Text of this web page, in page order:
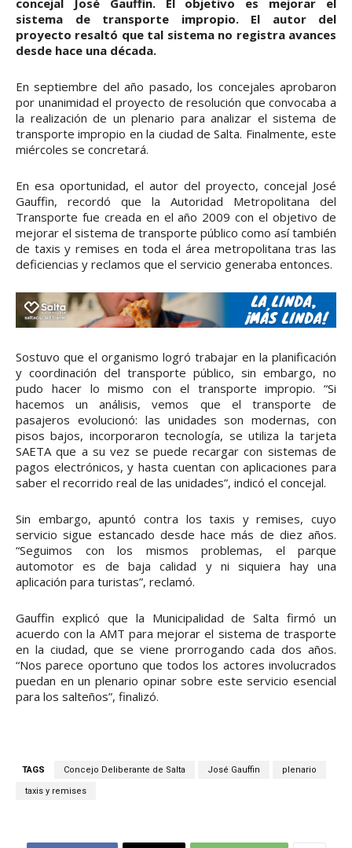
concejal José Gauffin. El objetivo es mejorar el
sistema de transporte impropio. El autor del
proyecto resaltó que tal sistema no registra avances
desde hace una década.
En septiembre del año pasado, los concejales aprobaron
por unanimidad el proyecto de resolución que convocaba a
la realización de un plenario para analizar el sistema de
transporte impropio en la ciudad de Salta. Finalmente, este
miércoles se concretará.
En esa oportunidad, el autor del proyecto, concejal José
Gauffin, recordó que la Autoridad Metropolitana del
Transporte fue creada en el año 2009 con el objetivo de
mejorar el sistema de transporte público como así también
de taxis y remises en toda el área metropolitana tras las
deficiencias y reclamos que el servicio generaba entonces.
Sostuvo que el organismo logró trabajar en la planificación
y coordinación del transporte público, sin embargo, no
pudo hacer lo mismo con el transporte impropio. “Si
hacemos un análisis, vemos que el transporte de
pasajeros evolucionó: las unidades son modernas, con
pisos bajos, incorporaron tecnología, se utiliza la tarjeta
SAETA que a su vez se puede recargar con sistemas de
pagos electrónicos, y hasta cuentan con aplicaciones para
saber el recorrido real de las unidades”, indicó el concejal.
Sin embargo, apuntó contra los taxis y remises, cuyo
servicio sigue estancado desde hace más de diez años.
“Seguimos con los mismos problemas, el parque
automotor es de baja calidad y ni siquiera hay una
aplicación para turistas”, reclamó.
Gauffin explicó que la Municipalidad de Salta firmó un
acuerdo con la AMT para mejorar el sistema de trasporte
en la ciudad, que se viene prorrogando cada dos años.
“Nos parece oportuno que todos los actores involucrados
puedan en un plenario opinar sobre este servicio esencial
para los salteños”, finalizó.
TAGS Concejo Deliberante de Salta José Gauffin plenario
taxis y remises